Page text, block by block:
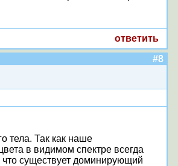
ответить
#8
тела. Так как наше
в видимом спектре всегда
существует доминирующий